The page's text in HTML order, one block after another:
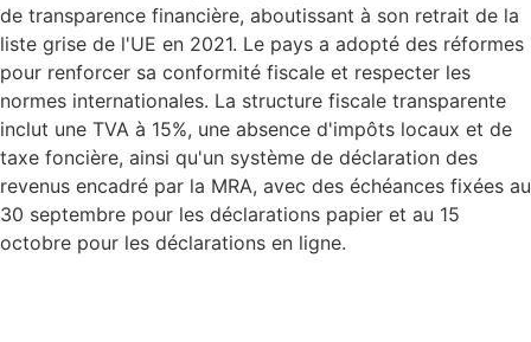
de transparence financière, aboutissant à son retrait de la
liste grise de l'UE en 2021. Le pays a adopté des réformes
pour renforcer sa conformité fiscale et respecter les
normes internationales. La structure fiscale transparente
inclut une TVA à 15%, une absence d'impôts locaux et de
taxe foncière, ainsi qu'un système de déclaration des
revenus encadré par la MRA, avec des échéances fixées au
30 septembre pour les déclarations papier et au 15
octobre pour les déclarations en ligne.